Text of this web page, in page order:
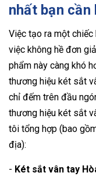
nhất bạn cần
Việc tạo ra một
việc không hề đơn
phẩm này càng khó
thương hiệu két sắt
chỉ đếm trên đầu
thương hiệu két sắt
tôi tổng hợp (bao
địa):
- Két sắt vân tay